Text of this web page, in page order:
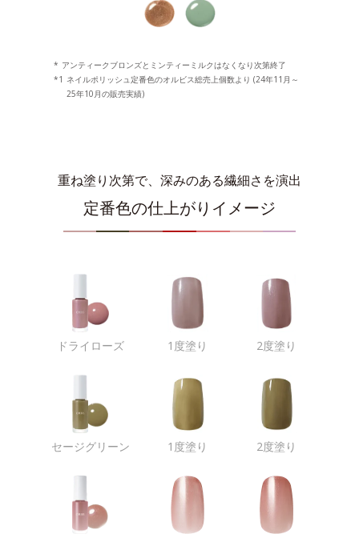
* アンティークブロンズとミンティーミルクはなくなり次第終了
*1 ネイルポリッシュ定番色のオルビス総売上個数より (24年11月～
25年10月の販売実績)
重ね塗り次第で、深みのある繊細さを演出
定番色の仕上がりイメージ
ドライローズ 1度塗り 2度塗り
セージグリーン 1度塗り 2度塗り